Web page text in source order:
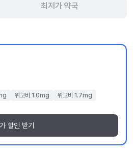
최저가 약국
위고비 1.0mg
위고비 1.7mg
할인 받기